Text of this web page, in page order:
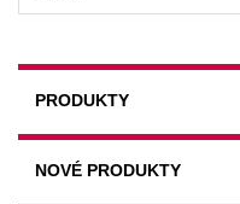
PRODUKTY
NOVÉ PRODUKTY